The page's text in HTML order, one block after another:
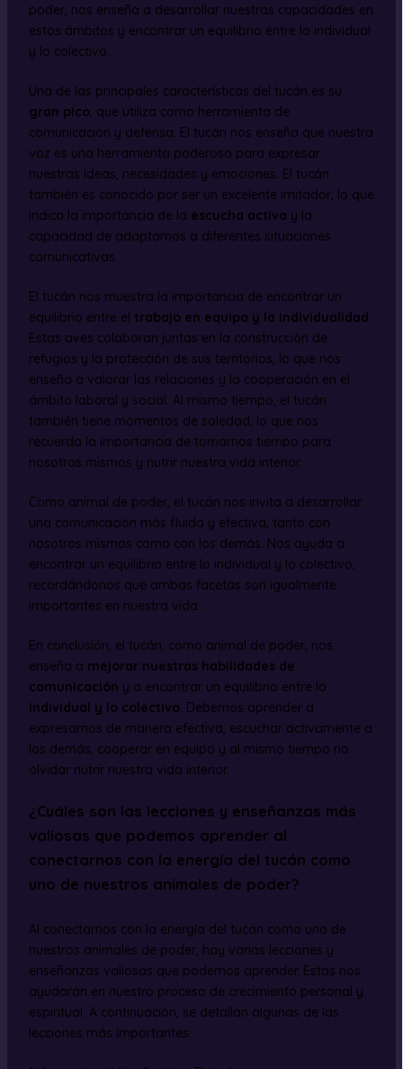
poder, nos enseña a desarrollar nuestras capacidades en
estos ámbitos y encontrar un equilibrio entre lo individual
y lo colectivo.
Una de las principales características del tucán es su
gran pico, que utiliza como herramienta de
comunicación y defensa. El tucán nos enseña que nuestra
voz es una herramienta poderosa para expresar
nuestras ideas, necesidades y emociones. El tucán
también es conocido por ser un excelente imitador, lo que
indica la importancia de la escucha activa y la
capacidad de adaptarnos a diferentes situaciones
comunicativas.
El tucán nos muestra la importancia de encontrar un
equilibrio entre el trabajo en equipo y la individualidad.
Estas aves colaboran juntas en la construcción de
refugios y la protección de sus territorios, lo que nos
enseña a valorar las relaciones y la cooperación en el
ámbito laboral y social. Al mismo tiempo, el tucán
también tiene momentos de soledad, lo que nos
recuerda la importancia de tomarnos tiempo para
nosotros mismos y nutrir nuestra vida interior.
Como animal de poder, el tucán nos invita a desarrollar
una comunicación más fluida y efectiva, tanto con
nosotros mismos como con los demás. Nos ayuda a
encontrar un equilibrio entre lo individual y lo colectivo,
recordándonos que ambas facetas son igualmente
importantes en nuestra vida.
En conclusión, el tucán, como animal de poder, nos
enseña a mejorar nuestras habilidades de
comunicación y a encontrar un equilibrio entre lo
individual y lo colectivo. Debemos aprender a
expresarnos de manera efectiva, escuchar activamente a
los demás, cooperar en equipo y al mismo tiempo no
olvidar nutrir nuestra vida interior.
¿Cuáles son las lecciones y enseñanzas más
valiosas que podemos aprender al
conectarnos con la energía del tucán como
uno de nuestros animales de poder?
Al conectarnos con la energía del tucán como uno de
nuestros animales de poder, hay varias lecciones y
enseñanzas valiosas que podemos aprender. Estas nos
ayudarán en nuestro proceso de crecimiento personal y
espiritual. A continuación, se detallan algunas de las
lecciones más importantes: